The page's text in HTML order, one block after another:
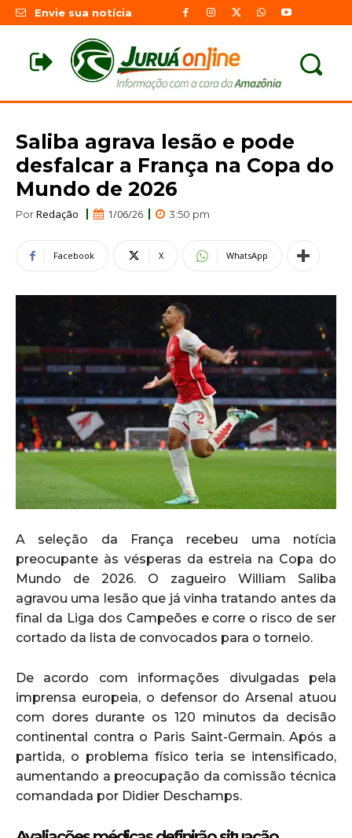
Envie sua notícia
Saliba agrava lesão e pode
desfalcar a França na Copa do
Mundo de 2026
PorRedação 1/06/26 3:50 pm
Facebook X WhatsApp
A seleção da França recebeu uma notícia
preocupante às vésperas da estreia na Copa do
Mundo de 2026. O zagueiro William Saliba
agravou uma lesão que já vinha tratando antes da
final da Liga dos Campeões e corre o risco de ser
cortado da lista de convocados para o torneio.
De acordo com informações divulgadas pela
imprensa europeia, o defensor do Arsenal atuou
com dores durante os 120 minutos da decisão
continental contra o Paris Saint-Germain. Após a
partida, o problema físico teria se intensificado,
aumentando a preocupação da comissão técnica
comandada por Didier Deschamps.